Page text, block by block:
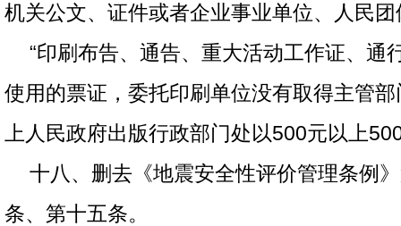
机关公文、证件或者企业事业单位、人民
“印刷布告、通告、重大活动工作证、通
使用的票证，委托印刷单位没有取得主管
上人民政府出版行政部门处以500元以上
十八、删去《地震安全性评价管理条例
条、第十五条。